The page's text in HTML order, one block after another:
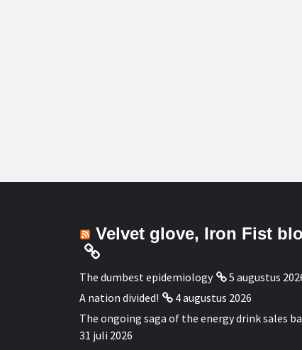
Velvet glove, Iron Fist
The dumbest epidemiology
5 augustus
A nation divided!
4 augustus 2026
The ongoing saga of the energy drink sales
31 juli 2026